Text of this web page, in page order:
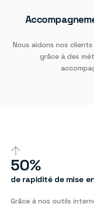
Nous aidons nos
grâce à des
50%
de rapidité de mise
Grâce à nos outils